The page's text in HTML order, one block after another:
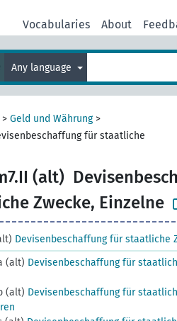
Vocabularies About
Any language
> Geld und Währung>
für staatliche
(alt)
Zwecke, Einzelne
Devisenbeschaffung für staatliche
(alt) Devisenbeschaffung für
(alt) Devisenbeschaffung für